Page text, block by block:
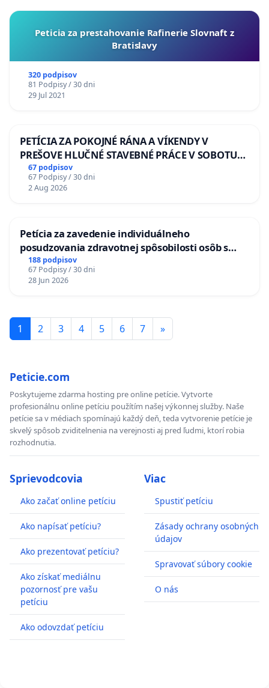
Peticia za prestahovanie Rafinerie Slovnaft z
Bratislavy
320 podpisov
81 Podpisy / 30 dni
29 Jul 2021
PETÍCIA ZA POKOJNÉ RÁNA A VÍKENDY V
PREŠOVE HLUČNÉ STAVEBNÉ PRÁCE V SOBOTU
LEN OD 9.00 DO 13.00 HOD., CEZ PRACOVNÝ
TÝŽDEŇ CIEĽ 8.00 – 18.00 HOD. A PRAVIDELNÁ
KONTROLA STAVBY C-AREA NA
67 podpisov
67 Podpisy / 30 dni
2 Aug 2026
Petícia za zavedenie individuálneho
posudzovania zdravotnej spôsobilosti osôb s
diabetom 1. a 2. typu pri prijímaní do
Policajného zboru SR
188 podpisov
67 Podpisy / 30 dni
28 Jun 2026
1 2 3 4 5 6 7 »
Peticie.com
Poskytujeme zdarma hosting pre online petície. Vytvorte
profesionálnu online petíciu použítím našej výkonnej služby. Naše
petície sa v médiach spomínajú každý deň, teda vytvorenie petície je
skvelý spôsob zviditelnenia na verejnosti aj pred ľudmi, ktorí robia
rozhodnutia.
Sprievodcovia
Ako začať online petíciu
Ako napísať petíciu?
Ako prezentovať petíciu?
Ako získať mediálnu
pozornosť pre vašu
petíciu
Ako odovzdať petíciu
Viac
Spustiť petíciu
Zásady ochrany osobných
údajov
Spravovať súbory cookie
O nás